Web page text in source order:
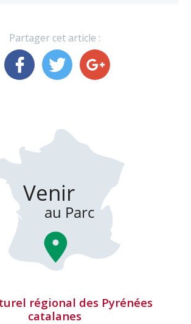
Partager cet article :
régional des Pyrénées
catalanes